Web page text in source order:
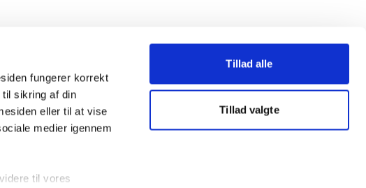
fungerer korrekt
sikring af din
eller til at vise
medier igennem
til vores
Tillad alle
Tillad valgte